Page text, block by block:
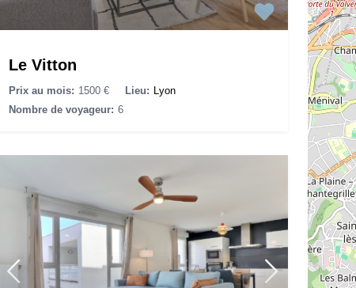
Le Vitton
Prix au mois: 1500 € Lieu: Lyon
Nombre de voyageur: 6